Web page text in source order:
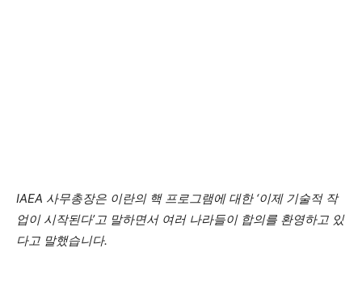
IAEA 사무총장은 이란의 핵 프로그램에 대한 ‘이제 기술적 작
업이 시작된다’고 말하면서 여러 나라들이 합의를 환영하고 있
다고 말했습니다.